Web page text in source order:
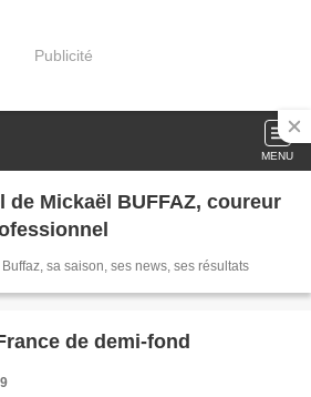
Publicité
MENU
de Mickaël BUFFAZ, coureur
sa saison, ses news, ses résultats
de demi-fond